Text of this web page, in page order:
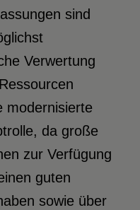
sind
Verwertung
modernisierte
da große
zur Verfügung
guten
sowie über